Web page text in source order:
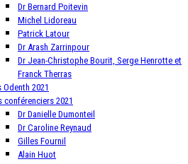
Dr Bernard Poitevin
Michel Lidoreau
Patrick Latour
Dr Arash Zarrinpour
Dr Jean-Christophe Bourit, Serge Henrotte et
Franck Therras
2021
conférenciers 2021
Dr Danielle Dumonteil
Dr Caroline Reynaud
Gilles Fournil
Alain Huot